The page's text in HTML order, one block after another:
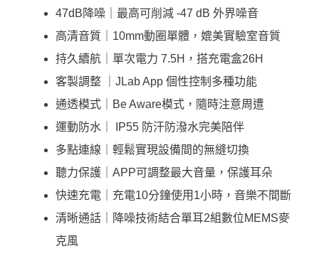
47dB降噪｜最高可削減 -47 dB 外界噪音
高清音質｜10mm動圈單體，媲美實驗室音質
持久續航｜單次電力 7.5H，搭充電盒26H
客製調整 ｜JLab App 個性控制多種功能
通透模式｜Be Aware模式，隨時注意周遭
運動防水｜ IP55 防汗防潑水完美陪伴
多點連線｜輕鬆實現設備間的無縫切換
聽力保護｜APP可調整最大音量，保護耳朵
快速充電｜充電10分鐘使用1小時，音樂不間斷
清晰通話｜降噪技術結合單耳2組數位MEMS麥
克風